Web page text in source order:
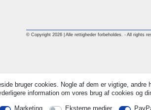
© Copyright 2026 | Alle rettigheder forbeholdes. - All rights
bruger cookies. Nogle af dem er vigtige,
information om vores brug af cookies og
Marketing Eksterne medier